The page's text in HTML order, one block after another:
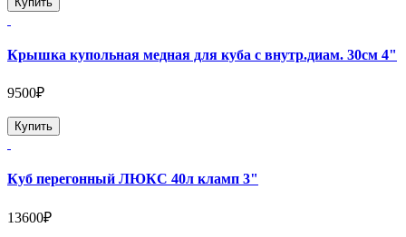
Крышка купольная медная для куба с внутр.диам. 30см 4"
9500₽
Купить
Куб перегонный ЛЮКС 40л кламп 3"
13600₽